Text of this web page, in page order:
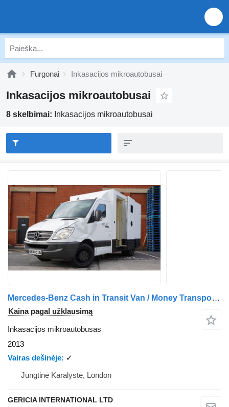
Furgonai Inkasacijos mikroautobusai
Inkasacijos mikroautobusai
8 skelbimai: Inkasacijos mikroautobusai
Mercedes-Benz Cash in Transit Van / Money Transport Mercedes Benz Sprinter
Kaina pagal užklausimą
Inkasacijos mikroautobusas
2013
Vairas dešinėje
✓
Jungtinė Karalystė, London
GERICIA INTERNATIONAL LTD